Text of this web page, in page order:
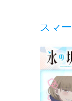
スマ